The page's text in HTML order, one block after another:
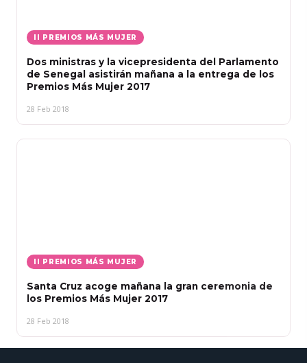
II PREMIOS MÁS MUJER
Dos ministras y la vicepresidenta del Parlamento
de Senegal asistirán mañana a la entrega de los
Premios Más Mujer 2017
28 Feb 2018
II PREMIOS MÁS MUJER
Santa Cruz acoge mañana la gran ceremonia de
los Premios Más Mujer 2017
28 Feb 2018